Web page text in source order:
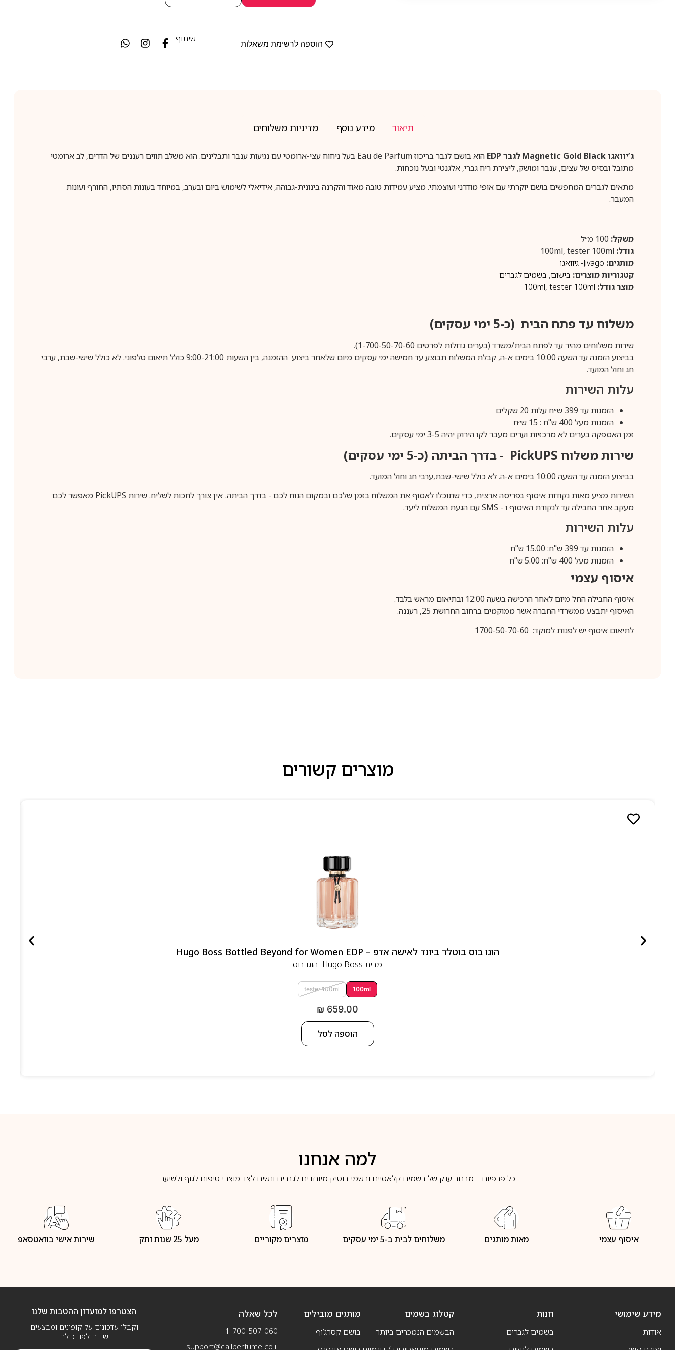
הוספה לרשימת משאלות
שיתוף :
תיאור מידע נוסף מדיניות משלוחים
ג’יוואגו Magnetic Gold Black לגבר EDP
הוא בושם לגבר בריכוז Eau de Parfum בעל ניחוח עצי-ארומטי עם נגיעות ענבר ותבלינים. הוא משלב תווים רעננים של הדרים, לב ארומטי
מתובל ובסיס של עצים, ענבר ומושק, ליצירת ריח גברי, אלגנטי ובעל נוכחות.
מתאים לגברים המחפשים בושם יוקרתי עם אופי מודרני ועוצמתי. מציע עמידות טובה מאוד והקרנה בינונית-גבוהה, אידיאלי לשימוש ביום ובערב, במיוחד בעונות הסתיו, החורף ועונות
המעבר.
משקל:
גודל:
מותגים: Jivago- גיוואגו
קטגוריות מוצרים: בישום, בשמים לגברים
מוצר גודל:
100ml,tester 100ml
משלוח עד פתח הבית (כ-5 ימי עסקים)
שירות משלוחים מהיר עד לפתח הבית/משרד (בערים גדולות לפרטים 1-700-50-70-60).
בביצוע הזמנה עד השעה 10:00 בימים א-ה, קבלת המשלוח תבוצע עד חמישה ימי עסקים מיום שלאחר ביצוע ההזמנה, בין השעות 9:00-21:00 כולל תיאום טלפוני. לא כולל שישי-שבת, ערבי
חג וחול המועד.
עלות השירות
הזמנות עד 399 ש״ח עלות 20 שקלים
הזמנות מעל 400 ש"ח : 15 ש״ח
זמן האספקה בערים לא מרכזיות וערים מעבר לקו הירוק יהיה 3-5 ימי עסקים.
שירות משלוח PickUPS - בדרך הביתה (כ-5 ימי עסקים)
בביצוע הזמנה עד השעה 10:00 בימים א-ה. לא כולל שישי-שבת,ערבי חג וחול המועד.
השירות מציע מאות נקודות איסוף בפריסה ארצית, כדי שתוכלו לאסוף את המשלוח בזמן שלכם ובמקום הנוח לכם - בדרך הביתה. אין צורך לחכות לשליח. שירות PickUPS מאפשר לכם
מעקב אחר החבילה עד לנקודת האיסוף ו - SMSעם הגעת המשלוח ליעד.
עלות השירות
הזמנות עד 399 ש"ח: 15.00 ש"ח
הזמנות מעל 400 ש"ח: 5.00 ש"ח
איסוף עצמי
איסוף החבילה החל מיום לאחר הרכישה בשעה 12:00 ובתיאום מראש בלבד.
האיסוף יתבצע ממשרדי החברה אשר ממוקמים ברחוב החרושת 25, רעננה.
לתיאום איסוף יש לפנות למוקד: 1700-50-70-60
מוצרים קשורים
הוגו בוס בוטלד ביונד לאישה אדפ – Hugo Boss Bottled Beyond for Women EDP
מבית Hugo Boss- הוגו בוס
100ml
tester 100ml
₪ 659.00
הוספה לסל
למה אנחנו
כל פרפיום – מבחר ענק של בשמים קלאסיים ובשמי בוטיק מיוחדים לגברים ונשים לצד מוצרי טיפוח לגוף ולשיער
איסוף עצמי מאות מותגים משלוחים לבית ב-5 ימי עסקים מוצרים מקוריים מעל 25 שנות ותק שירות אישי בוואטסאפ
מידע שימושי
אודות
חנות
בשמים לגברים
קטלוג בשמים
הבשמים הנמכרים ביותר
מותגים מובילים
בושם קסרג’וף
לכל שאלה
1-700-507-060
support@callperfume.co.il
הצטרפו למועדון ההטבות שלנו
וקבלו עדכונים על קופונים ומבצעים
שווים לפני כולם